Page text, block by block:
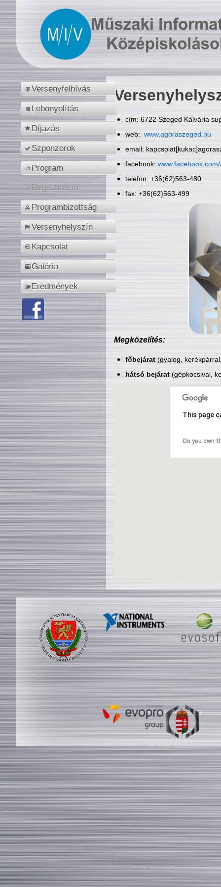
Versenyfelhívás
Lebonyolítás
Díjazás
Szponzorok
Program
Regisztráció
Programbizottság
Versenyhelyszín
Kapcsolat
Galéria
Eredmények
cím: 6722 Szeged Kálvária
web: www.agoraszeged.hu
email:
facebook:
telefon: +36(62)563-480
fax: +36(62)563-499
Megközelítés:
főbejárat(gyalog,
hátsó bejárat(gépkocsival,
This page
Do you own